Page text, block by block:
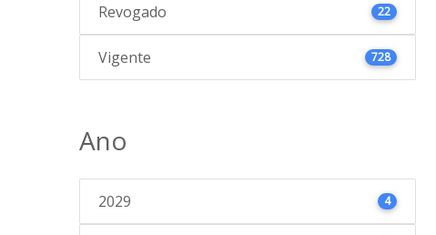
Revogado 22
Vigente 728
Ano
2029 4